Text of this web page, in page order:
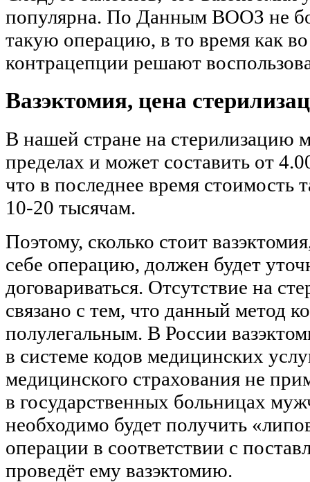
популярна. По Данным ВООЗ не
такую операцию, в то время как
контрацепции решают
Вазэктомия, цена
В нашей стране на стерилизацию
пределах и может составить от
что в последнее время стоимость
10-20 тысячам.
Поэтому, сколько стоит
себе операцию, должен будет
договариваться. Отсутствие на
связано с тем, что данный метод
полулегальным. В России
в системе кодов медицинских
медицинского страхования не
в государственных больницах
необходимо будет получить
операции в соответствии с
проведёт ему вазэктомию.